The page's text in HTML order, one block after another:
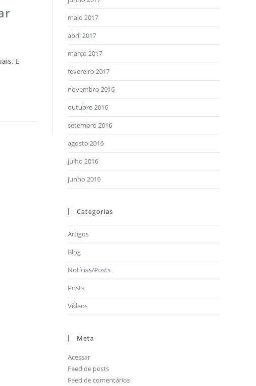
E
maio 2017
abril 2017
março 2017
fevereiro 2017
novembro 2016
outubro 2016
setembro 2016
agosto 2016
julho 2016
junho 2016
Categorias
Artigos
Blog
Notícias/Posts
Posts
Vídeos
Meta
Acessar
Feed de posts
Feed de comentários